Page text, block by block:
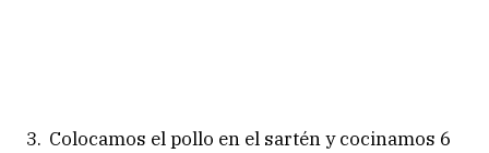
Colocamos el pollo en el sartén y cocinamos 6